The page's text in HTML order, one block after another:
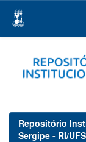
navigation
Repositório
Sergipe - RI/UFS